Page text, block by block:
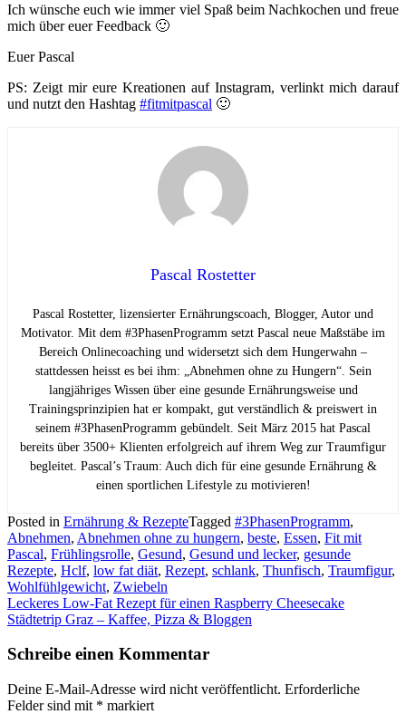
Ich wünsche euch wie immer viel Spaß beim Nachkochen und freue
mich über euer Feedback 🙂
Euer Pascal
PS: Zeigt mir eure Kreationen auf Instagram, verlinkt mich darauf
und nutzt den Hashtag #fitmitpascal 🙂
Pascal Rostetter
Pascal Rostetter, lizensierter Ernährungscoach, Blogger, Autor und
Motivator. Mit dem #3PhasenProgramm setzt Pascal neue Maßstäbe im
Bereich Onlinecoaching und widersetzt sich dem Hungerwahn –
stattdessen heisst es bei ihm: „Abnehmen ohne zu Hungern“. Sein
langjähriges Wissen über eine gesunde Ernährungsweise und
Trainingsprinzipien hat er kompakt, gut verständlich & preiswert in
seinem #3PhasenProgramm gebündelt. Seit März 2015 hat Pascal
bereits über 3500+ Klienten erfolgreich auf ihrem Weg zur Traumfigur
begleitet. Pascal’s Traum: Auch dich für eine gesunde Ernährung &
einen sportlichen Lifestyle zu motivieren!
Posted in Ernährung & RezepteTagged #3PhasenProgramm,
Abnehmen, Abnehmen ohne zu hungern, beste, Essen, Fit mit
Pascal, Frühlingsrolle, Gesund, Gesund und lecker, gesunde
Rezepte, Hclf, low fat diät, Rezept, schlank, Thunfisch, Traumfigur,
Wohlfühlgewicht, Zwiebeln
Beitragsnavigation
Leckeres Low-Fat Rezept für einen Raspberry Cheesecake
Städtetrip Graz – Kaffee, Pizza & Bloggen
Schreibe einen Kommentar
Deine E-Mail-Adresse wird nicht veröffentlicht. Erforderliche
Felder sind mit * markiert